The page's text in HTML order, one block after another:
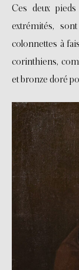
Ces deux
extrémités,
colonnettes à
corinthiens,
et bronze doré